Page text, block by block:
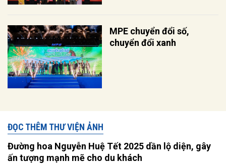
MPE chuyển đổi số,
chuyển đổi xanh
ĐỌC THÊM THƯ VIỆN ẢNH
Đường hoa Nguyễn Huệ Tết 2025 dần lộ diện, gây
ấn tượng mạnh mẽ cho du khách